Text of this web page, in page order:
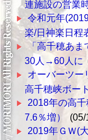
連施設の営業
令和元年
楽/日神楽日程
「高千穂あま
30人→60人に
オーバーツ
高千穂峡ボー
2018年の高
7.6％増）
(05/
2019年ＧＷ(